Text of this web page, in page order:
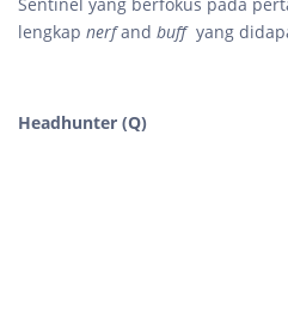
Sentinel yang berfokus pada
lengkap nerfand buff yang
Headhunter (Q)